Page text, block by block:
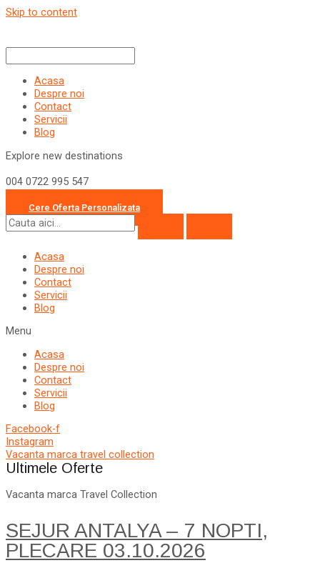
Skip to content
Acasa
Despre noi
Contact
Servicii
Blog
Explore new destinations
004 0722 995 547
Cere Oferta Personalizata
Acasa
Despre noi
Contact
Servicii
Blog
Menu
Acasa
Despre noi
Contact
Servicii
Blog
Facebook-f
Instagram
Vacanta marca travel collection
Ultimele Oferte
Vacanta marca Travel Collection
SEJUR ANTALYA – 7 NOPTI,
PLECARE 03.10.2026